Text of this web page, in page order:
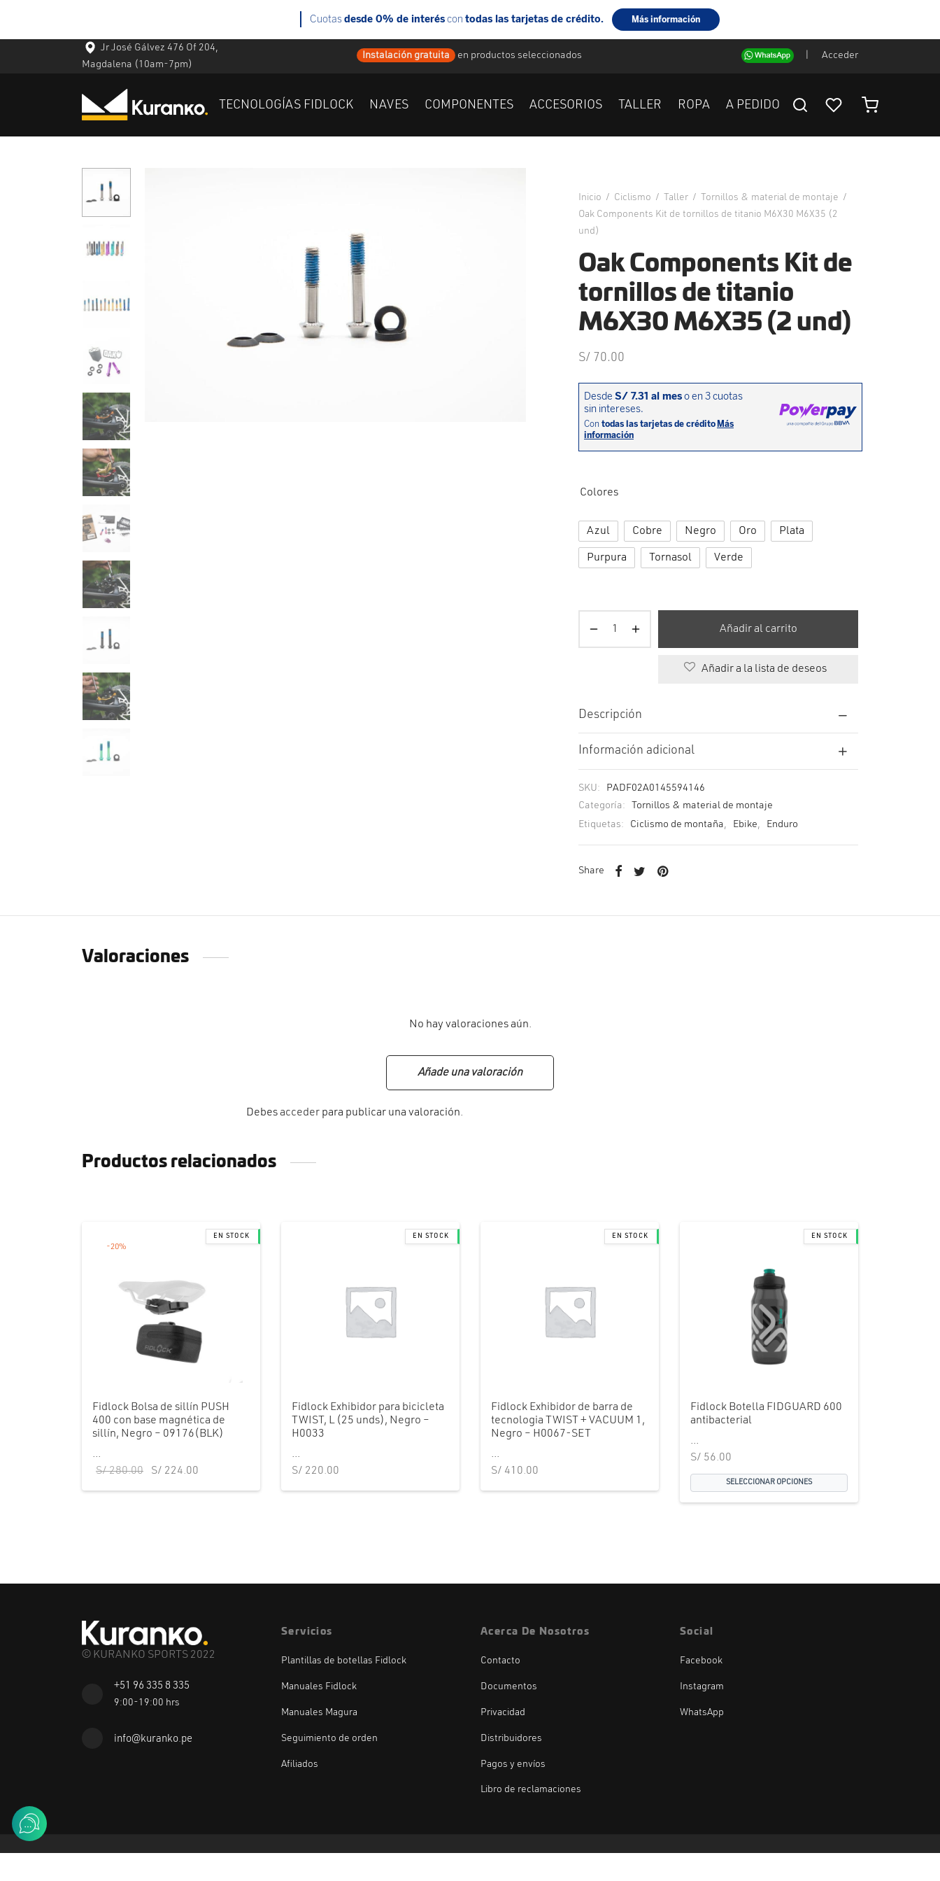
Jr José Gálvez 476 Of 204,
Magdalena (10am-7pm)
Instalación gratuita en productos seleccionados Acceder
TECNOLOGÍAS FIDLOCK NAVES COMPONENTES ACCESORIOS TALLER ROPA A PEDIDO
Inicio / Ciclismo / Taller / Tornillos & material de montaje /
Oak Components Kit de tornillos de titanio M6X30 M6X35 (2
und)
Oak Components Kit de
tornillos de titanio
M6X30 M6X35 (2 und)
S/ 70.00
Colores
Azul Cobre Negro Oro Plata
Purpura Tornasol Verde
Añadir al carrito
Añadir a la lista de deseos
Descripción
Información adicional
SKU:
PADF02A0145594146
Categoría:
Tornillos & material de montaje
Etiquetas:
Ciclismo de montaña, Ebike, Enduro
Share
Valoraciones
No hay valoraciones aún.
Añade una valoración
Debesacceder para publicar una valoración.
Productos relacionados
-20%
Fidlock Bolsa de sillín PUSH
400 con base magnética de
sillín, Negro – 09176(BLK)
...
S/280.00
El precio
S/ 224.00
Fidlock Exhibidor para bicicleta
TWIST, L (25 unds), Negro –
H0033
...
S/ 220.00
Fidlock Exhibidor de barra de
tecnologia TWIST + VACUUM 1,
Negro – H0067-SET
...
S/ 410.00
Fidlock Botella FIDGUARD 600
antibacterial
...
S/ 56.00
SELECCIONAR OPCIONES
© KURANKO SPORTS 2022
+51 96 335 8 335
9:00-19:00 hrs
info@kuranko.pe
Servicios
Plantillas de botellas Fidlock
Manuales Fidlock
Manuales Magura
Seguimiento de orden
Afiliados
Acerca De Nosotros
Contacto
Documentos
Privacidad
Distribuidores
Pagos y envíos
Libro de reclamaciones
Social
Facebook
Instagram
WhatsApp